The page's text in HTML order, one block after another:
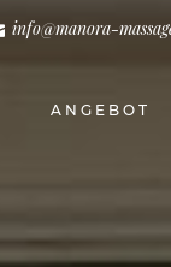
info@manora-
ANGEBOT